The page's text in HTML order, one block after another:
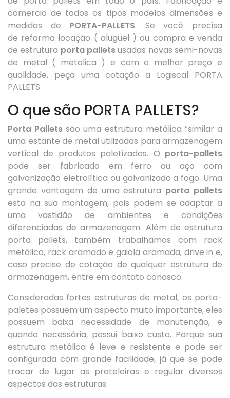
comercio de todos os tipos modelos dimensões e
medidas de PORTA-PALLETS. Se você precisa
de reforma locação ( aluguel ) ou compra e venda
de estrutura porta palletsusadas novas semi-novas
de metal ( metalica ) e com o melhor preço e
qualidade, peça uma cotação a Logiscal PORTA
PALLETS.
O que são PORTA PALLETS?
Porta Pallets são uma estrutura metálica “similar a
uma estante de metal utilizadas para armazenagem
vertical de produtos paletizados. O porta-pallets
pode ser fabricado em
ferro ou aço
com
galvanização eletrolítica ou galvanizado a fogo. Uma
grande vantagem de uma estrutura porta pallets
esta na sua montagem, pois podem se adaptar a
uma vastidão de ambientes e condições
diferenciadas de armazenagem. Além de estrutura
porta
pallets, também trabalhamos com
rack
metálico, rack aramado e gaiola aramada, drive in e,
caso precise de cotação de qualquer estrutura de
armazenagem, entre em contato conosco.
Consideradas fortes estruturas de metal, os porta-
paletes possuem um aspecto muito importante, eles
possuem baixa necessidade de manutenção, e
quando necessária, possui baixo custo. Porque sua
estrutura metálica é leve e resistente e pode ser
configurada com grande facilidade, já que se pode
trocar de lugar as prateleiras e regular diversos
aspectos das estruturas.